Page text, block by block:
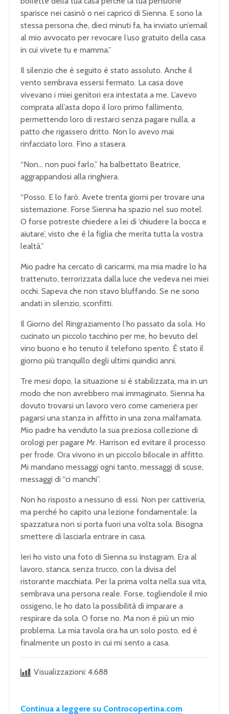
sparisce nei casinò o nei capricci di Sienna. E sono la
stessa persona che, dieci minuti fa, ha inviato un’email
al mio avvocato per revocare l’uso gratuito della casa
in cui vivete tu e mamma.”
Il silenzio che è seguito è stato assoluto. Anche il
vento sembrava essersi fermato. La casa dove
vivevano i miei genitori era intestata a me. L’avevo
comprata all’asta dopo il loro primo fallimento,
permettendo loro di restarci senza pagare nulla, a
patto che rigassero dritto. Non lo avevo mai
rinfacciato loro. Fino a stasera.
“Non… non puoi farlo,” ha balbettato Beatrice,
aggrappandosi alla ringhiera.
“Posso. E lo farò. Avete trenta giorni per trovare una
sistemazione. Forse Sienna ha spazio nel suo motel.
O forse potreste chiedere a lei di ‘chiudere la bocca e
aiutare’, visto che è la figlia che merita tutta la vostra
lealtà.”
Mio padre ha cercato di caricarmi, ma mia madre lo ha
trattenuto, terrorizzata dalla luce che vedeva nei miei
occhi. Sapeva che non stavo bluffando. Se ne sono
andati in silenzio, sconfitti.
Il Giorno del Ringraziamento l’ho passato da sola. Ho
cucinato un piccolo tacchino per me, ho bevuto del
vino buono e ho tenuto il telefono spento. È stato il
giorno più tranquillo degli ultimi quindici anni.
Tre mesi dopo, la situazione si è stabilizzata, ma in un
modo che non avrebbero mai immaginato. Sienna ha
dovuto trovarsi un lavoro vero come cameriera per
pagarsi una stanza in affitto in una zona malfamata.
Mio padre ha venduto la sua preziosa collezione di
orologi per pagare Mr. Harrison ed evitare il processo
per frode. Ora vivono in un piccolo bilocale in affitto.
Mi mandano messaggi ogni tanto, messaggi di scuse,
messaggi di “ci manchi”.
Non ho risposto a nessuno di essi. Non per cattiveria,
ma perché ho capito una lezione fondamentale: la
spazzatura non si porta fuori una volta sola. Bisogna
smettere di lasciarla entrare in casa.
Ieri ho visto una foto di Sienna su Instagram. Era al
lavoro, stanca, senza trucco, con la divisa del
ristorante macchiata. Per la prima volta nella sua vita,
sembrava una persona reale. Forse, togliendole il mio
ossigeno, le ho dato la possibilità di imparare a
respirare da sola. O forse no. Ma non è più un mio
problema. La mia tavola ora ha un solo posto, ed è
finalmente un posto in cui mi sento a casa.
Visualizzazioni: 4.688
Continua a leggere su Controcopertina.com